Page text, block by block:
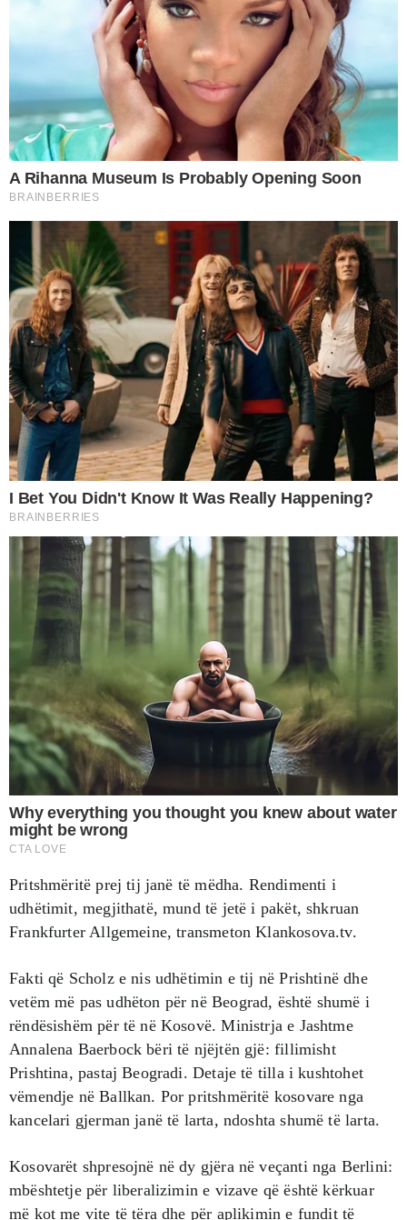
Pritshmëritë prej tij janë të mëdha. Rendimenti i
udhëtimit, megjithatë, mund të jetë i pakët, shkruan
Frankfurter Allgemeine, transmeton Klankosova.tv.
Fakti që Scholz e nis udhëtimin e tij në Prishtinë dhe
vetëm më pas udhëton për në Beograd, është shumë i
rëndësishëm për të në Kosovë. Ministrja e Jashtme
Annalena Baerbock bëri të njëjtën gjë: fillimisht
Prishtina, pastaj Beogradi. Detaje të tilla i kushtohet
vëmendje në Ballkan. Por pritshmëritë kosovare nga
kancelari gjerman janë të larta, ndoshta shumë të larta.
Kosovarët shpresojnë në dy gjëra në veçanti nga Berlini:
mbështetje për liberalizimin e vizave që është kërkuar
më kot me vite të tëra dhe për aplikimin e fundit të